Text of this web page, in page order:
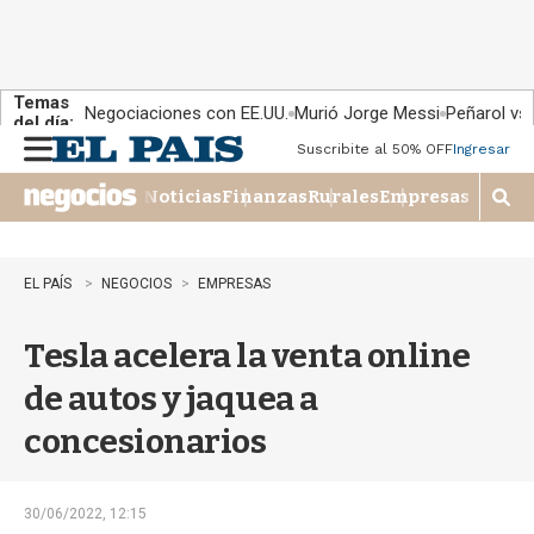
Temas
del día: Negociaciones con EE.UU. Murió Jorge Messi Peñarol
n
u
Suscribite al 50% OFFIngresar
NoticiasFinanzasRuralesEmpresas
M
o
EL PAÍS NEGOCIOS EMPRESAS
Tesla acelera la venta online
de autos y jaquea a
concesionarios
30/06/2022, 12:15